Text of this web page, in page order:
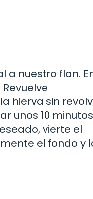
a nuestro flan.
hierva sin
unos 10
vierte el
el fondo y